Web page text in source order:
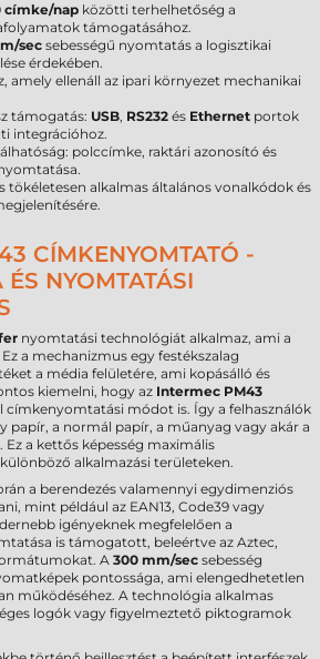
címke/nap közötti terhelhetőség a
támogatásához.
sec sebességű nyomtatás a logisztikai
érdekében.
amely ellenáll az ipari környezet mechanikai
támogatás: USB, RS232 és Ethernet portok
integrációhoz.
polccímke, raktári azonosító és
tökéletesen alkalmas általános vonalkódok és
CÍMKENYOMTATÓ -
NYOMTATÁSI
nyomtatási technológiát alkalmaz, ami a
a mechanizmus egy festékszalag
a média felületére, ami kopásálló és
kiemelni, hogy az Intermec PM43
módot is. Így a felhasználók
papír, a normál papír, a műanyag vagy akár a
a kettős képesség maximális
alkalmazási területeken.
a berendezés valamennyi egydimenziós
mint például az EAN13, Code39 vagy
igényeknek megfelelően a
is támogatott, beleértve az Aztec,
A 300 mm/sec sebesség
pontossága, ami elengedhetetlen
működéséhez. A technológia alkalmas
logók vagy figyelmeztető piktogramok